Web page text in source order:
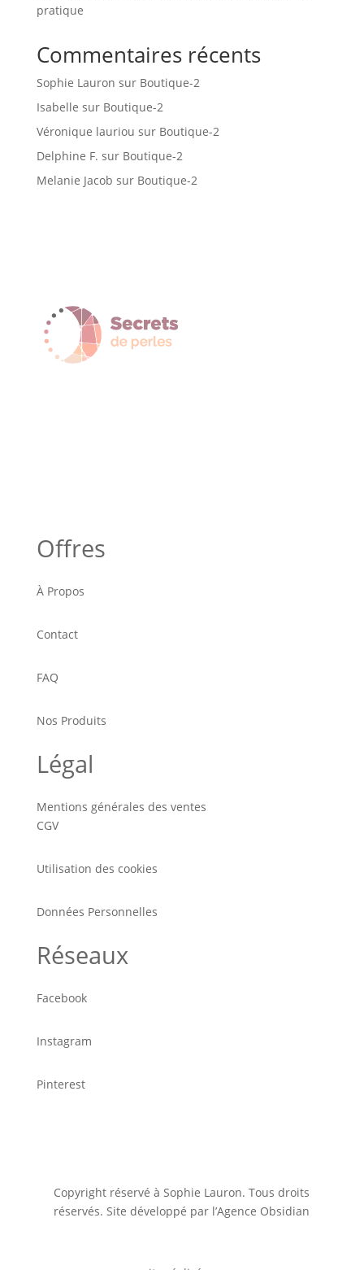
pratique
Commentaires récents
Sophie Lauron sur Boutique-2
Isabelle sur Boutique-2
Véronique lauriou sur Boutique-2
Delphine F. sur Boutique-2
Melanie Jacob sur Boutique-2
Offres
À Propos
Contact
FAQ
Nos Produits
Légal
Mentions générales des ventes
CGV
Utilisation des cookies
Données Personnelles
Réseaux
Facebook
Instagram
Pinterest
Copyright réservé à Sophie Lauron. Tous droits
réservés. Site développé par l’Agence Obsidian